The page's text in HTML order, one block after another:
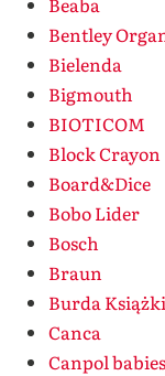
Bentley
Bielenda
Bigmouth
BIOTICOM
Block Crayon
Board&Dice
Bobo Lider
Bosch
Braun
Burda Książki
Canca
Canpol babies